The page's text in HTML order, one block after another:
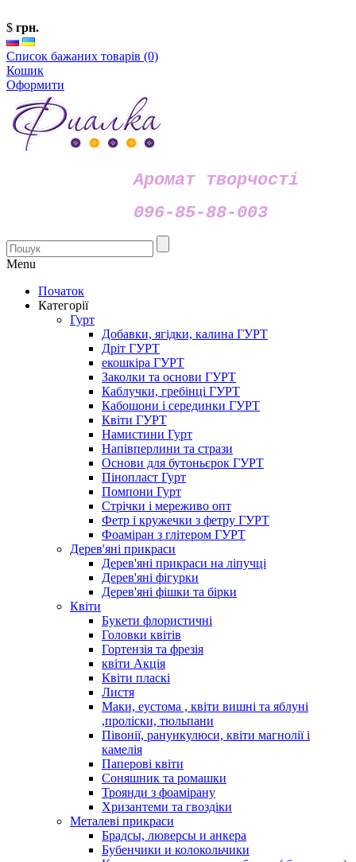
$ грн.
Список бажаних товарів (0)
Кошик
Оформити
Аромат творчості
096-85-88-003
Menu
Початок
Категорії
Гурт
Добавки, ягідки, калина ГУРТ
Дріт ГУРТ
екошкіра ГУРТ
Заколки та основи ГУРТ
Каблучки, гребінці ГУРТ
Кабошони і серединки ГУРТ
Квіти ГУРТ
Намистини Гурт
Напівперлини та стрази
Основи для бутоньєрок ГУРТ
Пінопласт Гурт
Помпони Гурт
Стрічки і мереживо опт
Фетр і кружечки з фетру ГУРТ
Фоаміран з глітером ГУРТ
Дерев'яні прикраси
Дерев'яні прикраси на ліпучці
Дерев'яні фігурки
Дерев'яні фішки та бірки
Квіти
Букети флористичні
Головки квітів
Гортензія та фрезія
квіти Акція
Квіти пласкі
Листя
Маки, еустома , квіти вишні та яблуні
,проліски, тюльпани
Півонії, ранункулюси, квіти магнолії і
камелія
Паперові квіти
Соняшник та ромашки
Троянди з фоамірану
Хризантеми та гвоздіки
Металеві прикраси
Брадсы, люверсы и анкера
Бубенчики и колокольчики